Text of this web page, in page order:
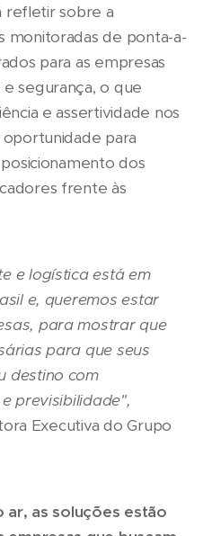
refletir sobre a
monitoradas de ponta-a-
para as empresas
segurança, o que
e assertividade nos
oportunidade para
dos
frente às
e logística está em
e, queremos estar
para mostrar que
para que seus
destino com
previsibilidade",
Executiva do Grupo
ar, as soluções estão